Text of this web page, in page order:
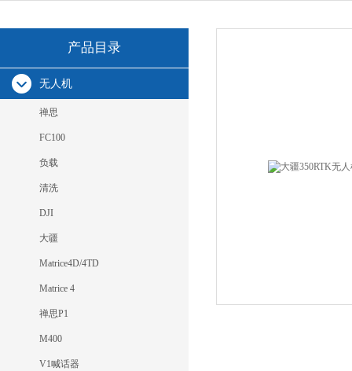
产品目录
无人机
禅思
FC100
负载
清洗
DJI
大疆
Matrice4D/4TD
Matrice 4
禅思P1
M400
V1喊话器